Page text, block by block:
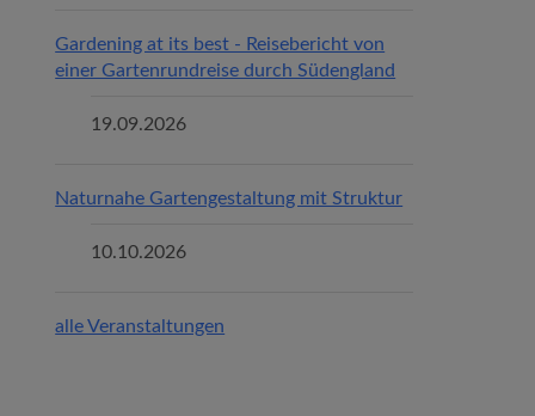
Gardening at its best - Reisebericht von
einer Gartenrundreise durch Südengland
19.09.2026
Naturnahe Gartengestaltung mit Struktur
10.10.2026
alle Veranstaltungen